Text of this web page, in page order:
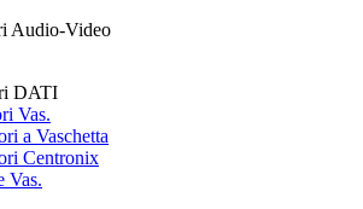
Audio-Video
DATI
Vas.
a Vaschetta
Centronix
Vas.